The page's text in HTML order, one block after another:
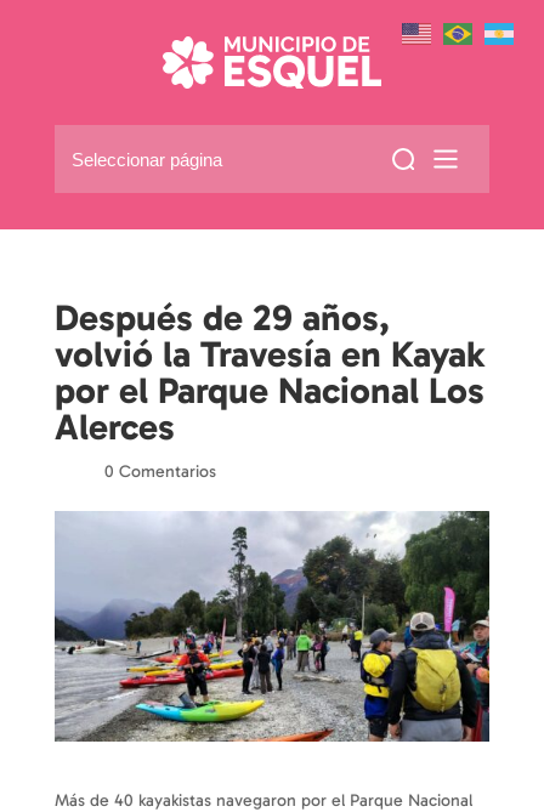
Seleccionar página
Después de 29 años,
volvió la Travesía en Kayak
por el Parque Nacional Los
Alerces
0 Comentarios
Más de 40 kayakistas navegaron por el Parque Nacional